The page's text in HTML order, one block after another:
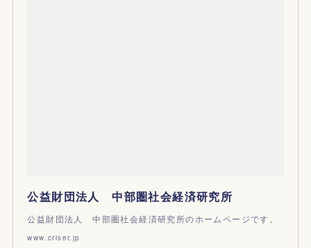
公益財団法人 中部圏社会経済研究所
公益財団法人 中部圏社会経済研究所のホームページです。
www.criser.jp